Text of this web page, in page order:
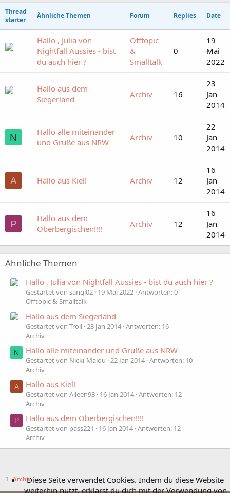
Thread
starter
Ähnliche Themen Forum Replies Date
Hallo , Julia von
Nightfall Aussies - bist
du auch hier ?
Offtopic
&
Smalltalk
0
19
Mai
2022
Hallo aus dem
Siegerland
Archiv 16
23
Jan
2014
N
Hallo alle miteinander
und Grüße aus NRW
Archiv 10
22
Jan
2014
A Hallo aus Kiel! Archiv 12
16
Jan
2014
P
Hallo aus dem
Oberbergischen!!!!
Archiv 12
16
Jan
2014
Ähnliche Themen
Hallo , Julia von Nightfall Aussies - bist du auch hier ?
Gestartet von sangi02 19 Mai 2022 Antworten: 0
Offtopic & Smalltalk
Hallo aus dem Siegerland
Gestartet von Troll 23 Jan 2014 Antworten: 16
Archiv
N Hallo alle miteinander und Grüße aus NRW
Gestartet von Nicki-Malou 22 Jan 2014 Antworten: 10
Archiv
A Hallo aus Kiel!
Gestartet von Aileen93 16 Jan 2014 Antworten: 12
Archiv
P Hallo aus dem Oberbergischen!!!!
Gestartet von pass221 16 Jan 2014 Antworten: 12
Archiv
ArchivDiese Seite verwendet Cookies. Indem du diese Website
weiterhin nutzt, erklärst du dich mit der Verwendung von